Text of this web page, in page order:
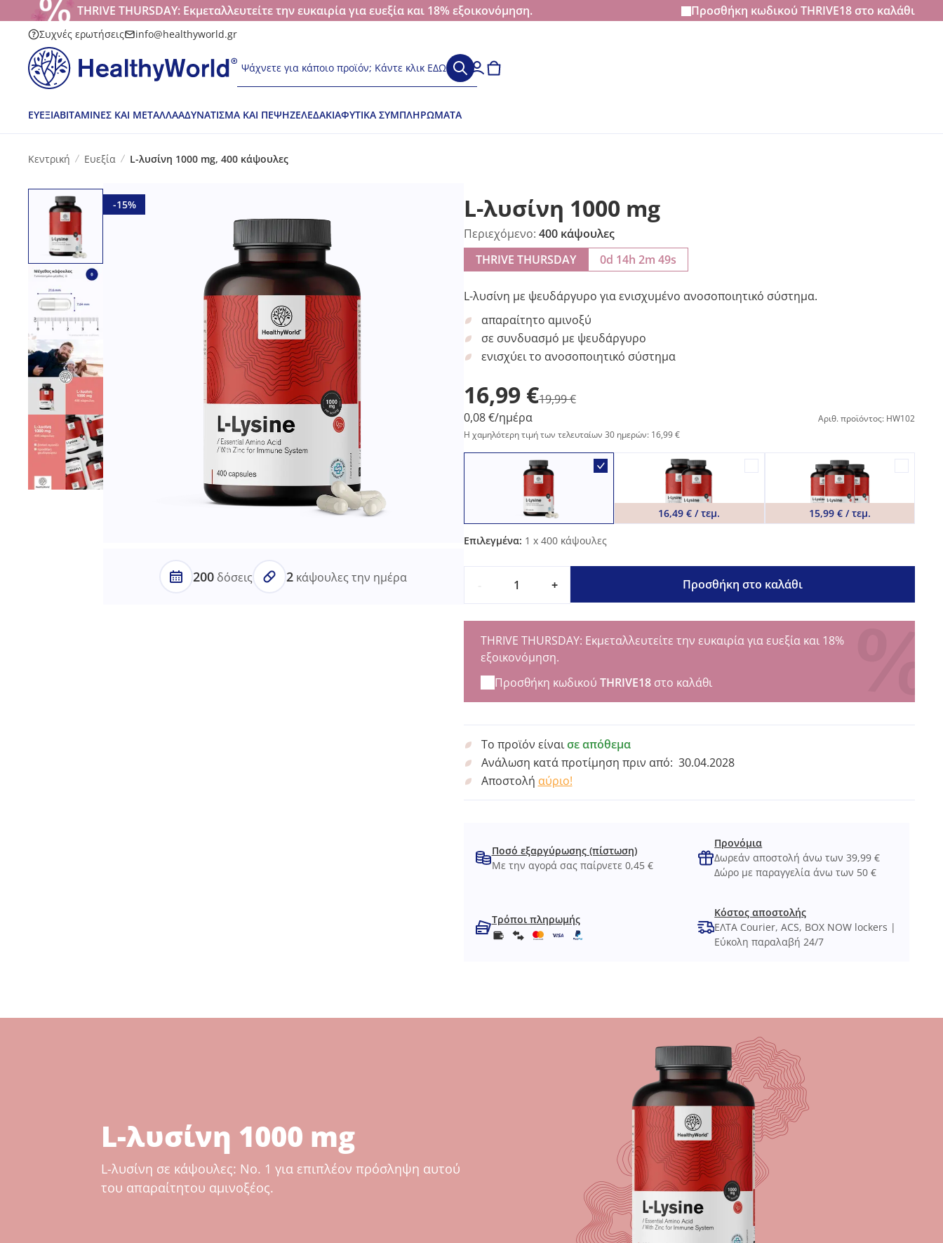
THRIVE THURSDAY: Εκμεταλλευτείτε την ευκαιρία για ευεξία και 18% εξοικονόμηση. Προσθήκη κωδικού THRIVE18 στο καλάθι
Συχνές ερωτήσεις info@healthyworld.gr
Ψάχνετε για κάποιο προϊόν; Κάντε κλικ ΕΔΩ
ΕΥΕΞΊΑΒΙΤΑΜΊΝΕΣ ΚΑΙ ΜΈΤΑΛΛΑΑΔΥΝΆΤΙΣΜΑ ΚΑΙ ΠΈΨΗΖΕΛΕΔΆΚΙΑΦΥΤΙΚΆ ΣΥΜΠΛΗΡΏΜΑΤΑ
Κεντρική Ευεξία L-λυσίνη 1000 mg, 400 κάψουλες
-15%
200 δόσεις 2 κάψουλες την ημέρα
L-λυσίνη 1000 mg
Περιεχόμενο: 400 κάψουλες
THRIVE THURSDAY
0d 14h 2m 47s
L-λυσίνη με ψευδάργυρο για ενισχυμένο ανοσοποιητικό σύστημα.
απαραίτητο αμινοξύ
σε συνδυασμό με ψευδάργυρο
ενισχύει το ανοσοποιητικό σύστημα
16,99 €19,99 €
0,08 €/ημέρα
Αριθ. προϊόντος: HW102
Η χαμηλότερη τιμή των τελευταίων 30 ημερών: 16,99 €
16,49 € / τεμ. 15,99 € / τεμ.
Επιλεγμένα: 1 x 400 κάψουλες
+ Προσθήκη στο καλάθι
THRIVE THURSDAY: Εκμεταλλευτείτε την ευκαιρία για ευεξία και 18%
εξοικονόμηση.
Προσθήκη κωδικού THRIVE18στο καλάθι
Το προϊόν είναισε απόθεμα
Ανάλωση κατά προτίμηση πριν από: 30.04.2028
Αποστολή αύριο!
Ποσό εξαργύρωσης (πίστωση)
Με την αγορά σας παίρνετε 0,45 €
Προνόμια
Δωρεάν αποστολή άνω των 39,99 €
Δώρο με παραγγελία άνω των 50 €
Τρόποι πληρωμής
Κόστος αποστολής
ΕΛΤΑ Courier, ACS, BOX NOW lockers |
Εύκολη παραλαβή 24/7
L-λυσίνη 1000 mg
L-λυσίνη σε κάψουλες: Νο. 1 για επιπλέον πρόσληψη αυτού
του απαραίτητου αμινοξέος.